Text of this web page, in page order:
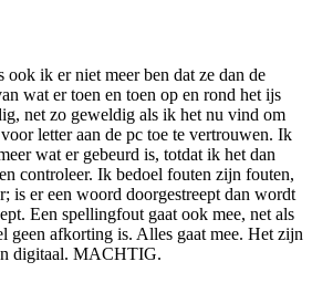
ook ik er niet meer ben dat ze dan de
wat er toen en toen op en rond het ijs
net zo geweldig als ik het nu vind om
letter aan de pc toe te vertrouwen. Ik
wat er gebeurd is, totdat ik het dan
controleer. Ik bedoel fouten zijn fouten,
is er een woord doorgestreept dan wordt
Een spellingfout gaat ook mee, net als
geen afkorting is. Alles gaat mee. Het zijn
digitaal. MACHTIG.